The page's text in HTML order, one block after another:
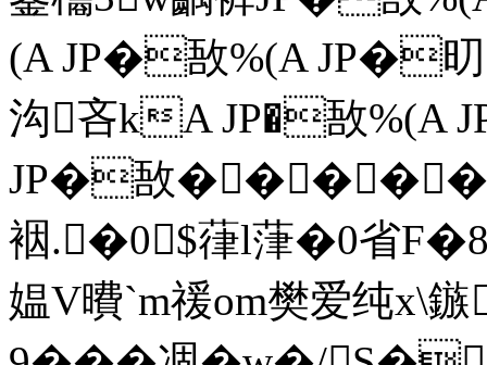
(A JP�敔%(A JP�
沟吝kA JP�敔%(A
JP�敔���
裀.�0$葎l葏�0 省
媪V曊`m禐om樊爱纯x\鏃